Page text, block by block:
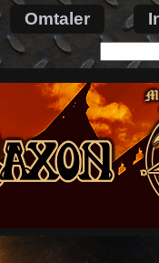
Omtaler
etter: